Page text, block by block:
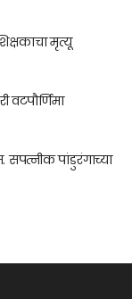
मृत्यू
वटपौर्णिमा
सपत्नीक पांडुरंगाच्या